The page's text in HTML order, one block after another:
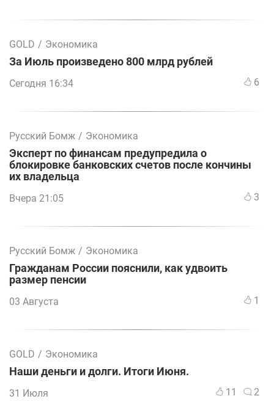
GOLD / Экономика
За Июль произведено 800 млрд рублей
Сегодня 16:34 6
Русский Бомж / Экономика
Эксперт по финансам предупредила о
блокировке банковских счетов после кончины
их владельца
Вчера 21:05 3
Русский Бомж / Экономика
Гражданам России пояснили, как удвоить
размер пенсии
03 Августа 1
GOLD / Экономика
Наши деньги и долги. Итоги Июня.
31 Июля 11 2